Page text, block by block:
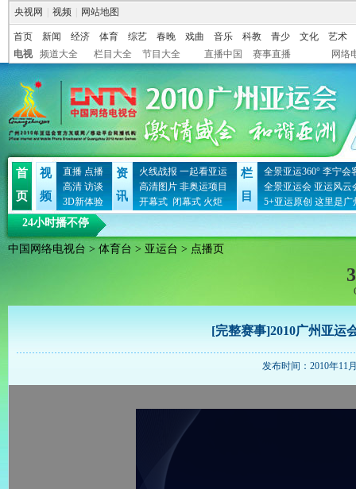
央视网 视频 网站地图
首页 新闻 经济 体育 综艺 春晚 戏曲 音乐 科教 青少 文化
艺术
电视
频道大全 栏目大全 节目大全 直播中国 赛事直播 网络
首
页
视
频
直播 点播
高清 访谈
3D新体验
资
讯
火线战报 一起看亚运
高清图片 非奥运项目
开幕式 闭幕式 火炬
栏
目
全景亚运360° 李宁会
全景亚运会 亚运风云
5+亚运原创 这里是广
24小时播不停
中国网络电视台 > 体育台 > 亚运台 > 点播页
[完整赛事]2010广州亚运
发布时间：2010年11